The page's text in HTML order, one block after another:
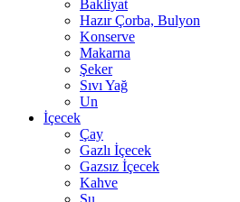
Bakliyat
Hazır Çorba, Bulyon
Konserve
Makarna
Şeker
Sıvı Yağ
Un
İçecek
Çay
Gazlı İçecek
Gazsız İçecek
Kahve